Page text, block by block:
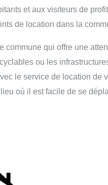
et aux visiteurs de
de location dans la
commune qui offre une
ou les
le service de location
où il est facile de se